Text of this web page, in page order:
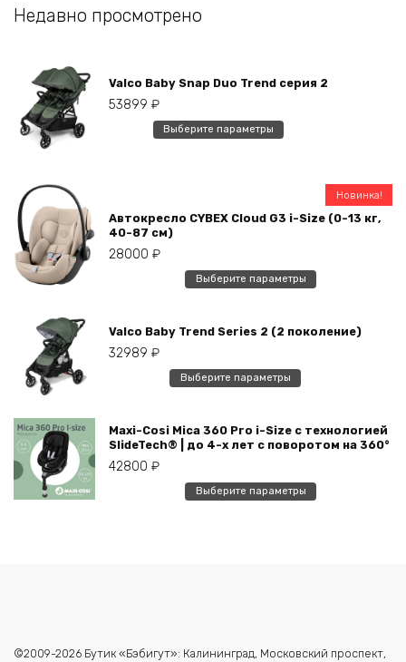
Недавно просмотрено
Valco Baby Snap Duo Trend серия 2
53899 ₽
Выберите параметры
Этот
Опции
на
Новинка!
Автокресло CYBEX Cloud G3 i-Size (0-13 кг,
40-87 см)
28000 ₽
Выберите параметры
Этот
несколько
Опции
на
странице
Valco Baby Trend Series 2 (2 поколение)
32989 ₽
Выберите параметры
Этот
несколько
вариаций.
можно
Maxi-Cosi Mica 360 Pro i-Size с технологией
SlideTech® | до 4-х лет с поворотом на 360°
42800 ₽
Выберите параметры
Этот
©2009-2026 Бутик «Бэбигут»: Калининград, Московский проспект,